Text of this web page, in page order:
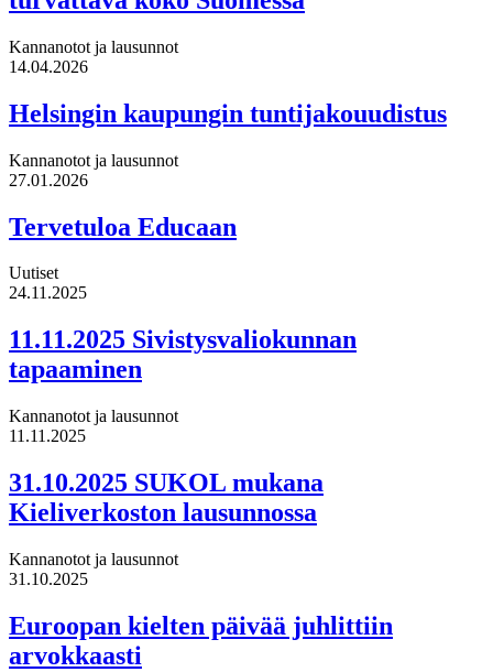
Kannanotot ja lausunnot
14.04.2026
Helsingin kaupungin tuntijakouudistus
Kannanotot ja lausunnot
27.01.2026
Tervetuloa Educaan
Uutiset
24.11.2025
11.11.2025 Sivistysvaliokunnan
tapaaminen
Kannanotot ja lausunnot
11.11.2025
31.10.2025 SUKOL mukana
Kieliverkoston lausunnossa
Kannanotot ja lausunnot
31.10.2025
Euroopan kielten päivää juhlittiin
arvokkaasti